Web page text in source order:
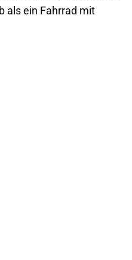
als ein Fahrrad mit